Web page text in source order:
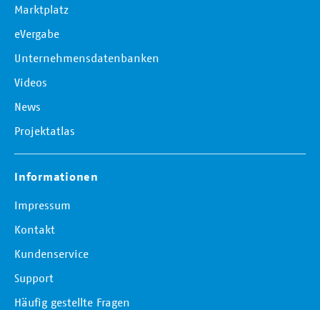
Marktplatz
eVergabe
Unternehmensdatenbanken
Videos
News
Projektatlas
Informationen
Impressum
Kontakt
Kundenservice
Support
Häufig gestellte Fragen